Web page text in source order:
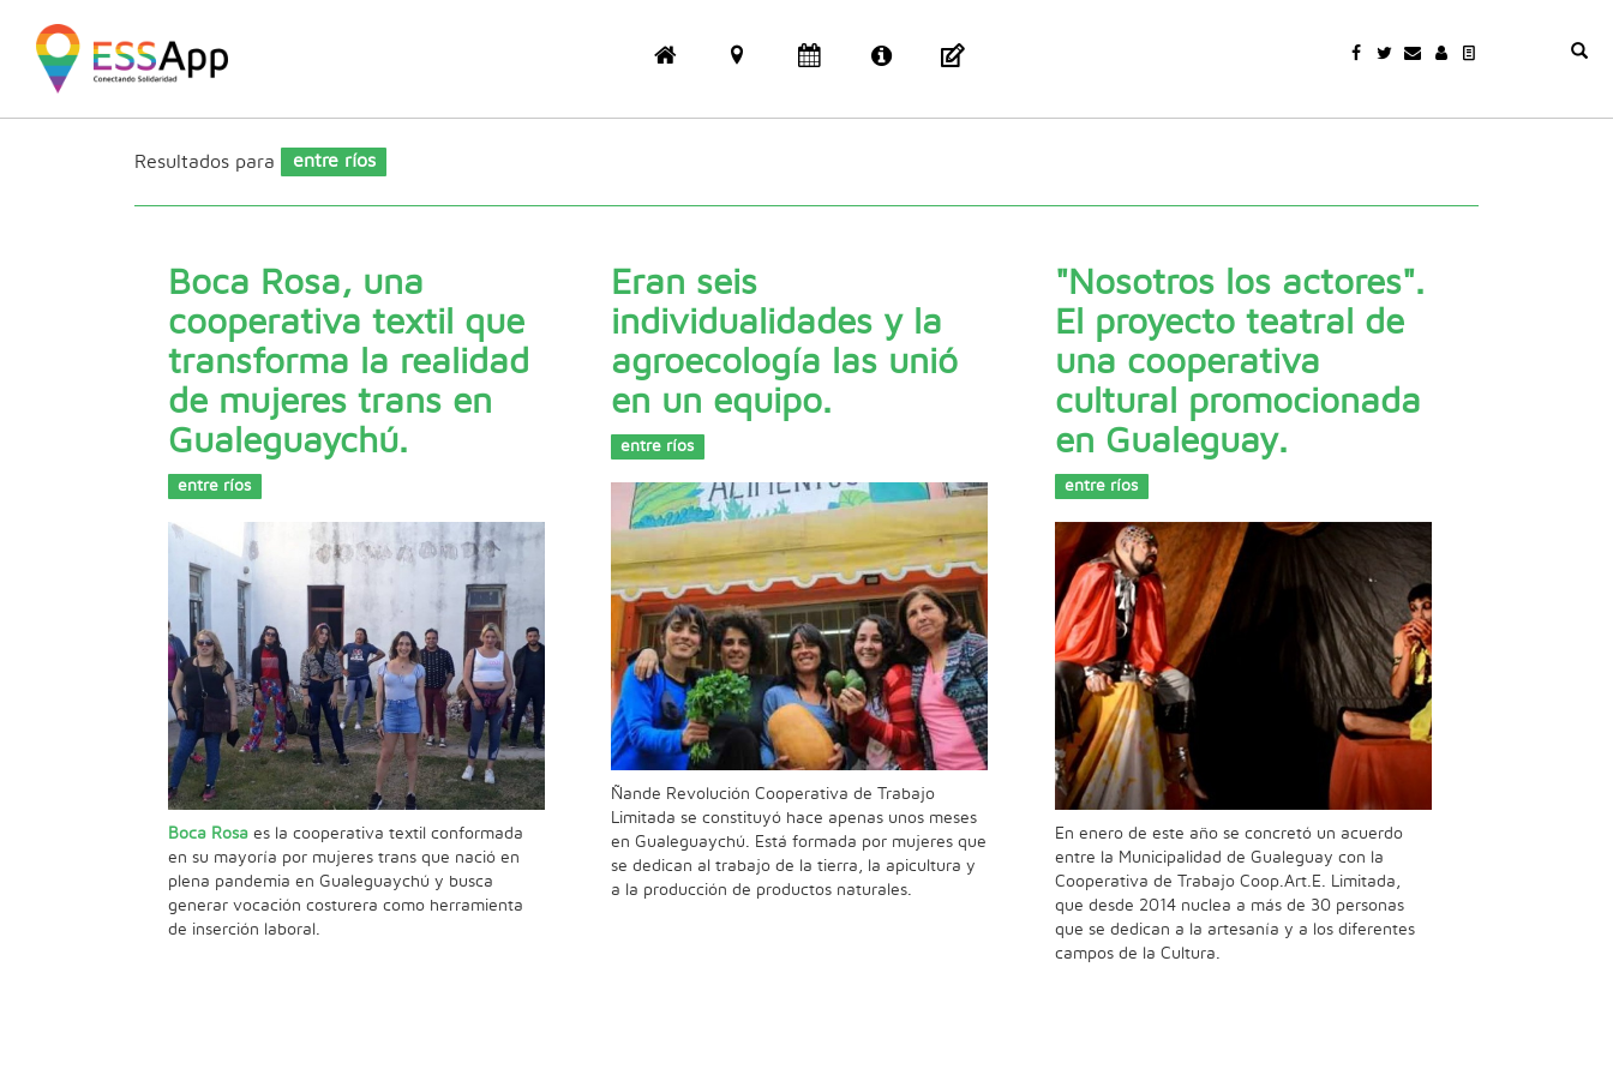
Resultados para entre ríos
Boca Rosa, una
cooperativa textil que
transforma la realidad
de mujeres trans en
Gualeguaychú.
entre ríos
Boca Rosaes la cooperativa textil conformada
en su mayoría por mujeres trans que nació en
plena pandemia en Gualeguaychú y busca
generar vocación costurera como herramienta
de inserción laboral.
Eran seis
individualidades y la
agroecología las unió
en un equipo.
entre ríos
Ñande Revolución Cooperativa de Trabajo
Limitada se constituyó hace apenas unos meses
en Gualeguaychú. Está formada por mujeres que
se dedican al trabajo de la tierra, la apicultura y
a la producción de productos naturales.
"Nosotros los actores".
El proyecto teatral de
una cooperativa
cultural promocionada
en Gualeguay.
entre ríos
En enero de este año se concretó un acuerdo
entre la Municipalidad de Gualeguay con la
Cooperativa de Trabajo Coop.Art.E. Limitada,
que desde 2014 nuclea a más de 30 personas
que se dedican a la artesanía y a los diferentes
campos de la Cultura.